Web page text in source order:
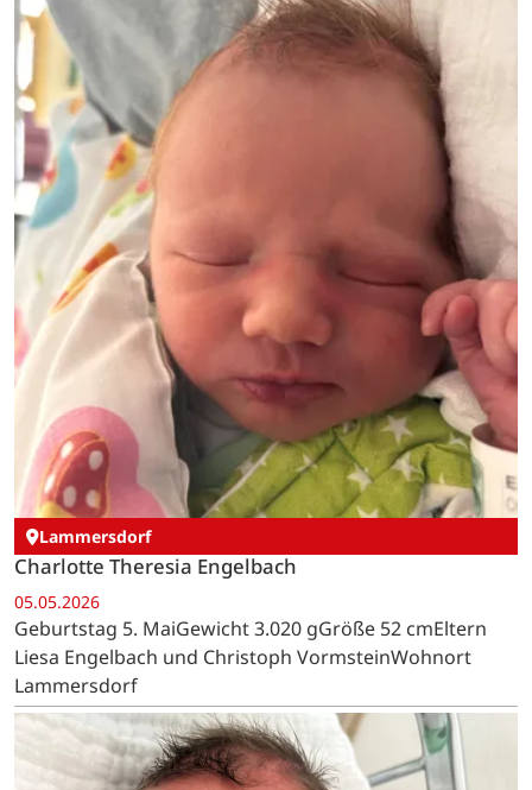
Lammersdorf
Charlotte Theresia Engelbach
05.05.2026
Geburtstag 5. MaiGewicht 3.020 gGröße 52 cmEltern
Liesa Engelbach und Christoph VormsteinWohnort
Lammersdorf